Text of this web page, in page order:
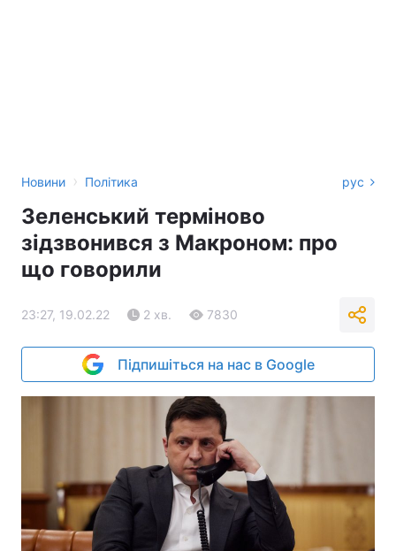
Новини › Політика рус
Зеленський терміново
зідзвонився з Макроном: про
що говорили
23:27, 19.02.22 2 хв. 7830
Підпишіться на нас в Google